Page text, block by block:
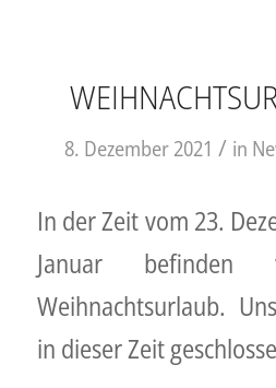
8. Dezember 2021 / in
In der Zeit vom 23.
Januar
Weihnachtsurlaub.
in dieser Zeit